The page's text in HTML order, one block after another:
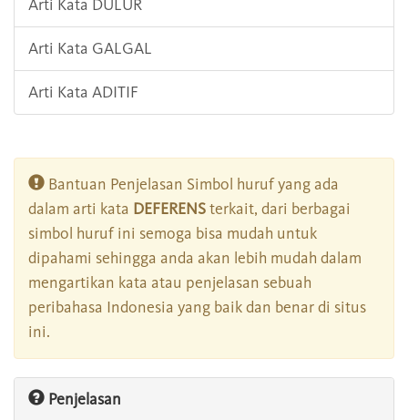
Arti Kata DULUR
Arti Kata GALGAL
Arti Kata ADITIF
Bantuan Penjelasan Simbol huruf yang ada
dalam arti kata DEFERENSterkait, dari berbagai
simbol huruf ini semoga bisa mudah untuk
dipahami sehingga anda akan lebih mudah dalam
mengartikan kata atau penjelasan sebuah
peribahasa Indonesia yang baik dan benar di situs
ini.
Penjelasan